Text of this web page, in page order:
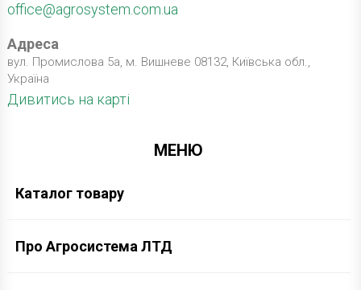
office@agrosystem.com.ua
Адреса
вул. Промислова 5а, м. Вишневе 08132, Київська обл.,
Україна
Дивитись на карті
МЕНЮ
Каталог товару
Про Агросистема ЛТД